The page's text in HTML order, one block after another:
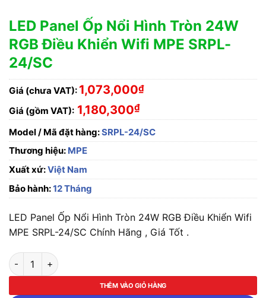
LED Panel Ốp Nổi Hình Tròn 24W
RGB Điều Khiển Wifi MPE SRPL-
24/SC
Giá (chưa VAT): 1,073,000₫
Giá (gồm VAT): 1,180,300₫
Model / Mã đặt hàng:SRPL-24/SC
Thương hiệu: MPE
Xuất xứ:Việt Nam
Bảo hành:12 Tháng
LED Panel Ốp Nổi Hình Tròn 24W RGB Điều Khiển Wifi
MPE SRPL-24/SC Chính Hãng , Giá Tốt .
LED Panel Ốp Nổi Hình Tròn 24W RGB Điều Khiển Wifi MPE
THÊM VÀO GIỎ HÀNG